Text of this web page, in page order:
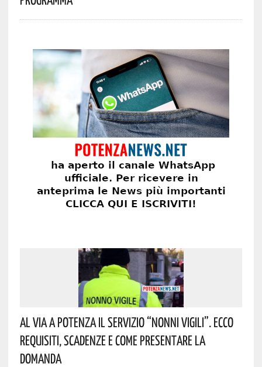
Al Via A Potenza Il Servizio “Nonni Vigili”. Ecco
Requisiti, Scadenze E Come Presentare La
Domanda